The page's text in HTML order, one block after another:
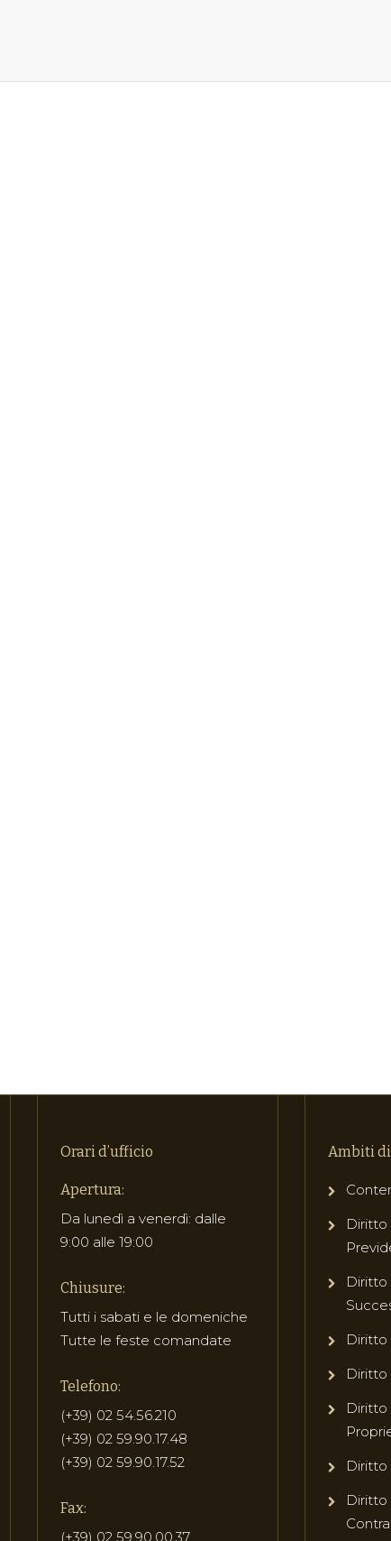
Orari d’ufficio
Apertura:
Da lunedì a venerdì: dalle
9:00 alle 19:00
Chiusure:
Tutti i sabati e le domeniche
Tutte le feste comandate
Telefono:
(+39) 02 54.56.210
(+39) 02 59.90.17.48
(+39) 02 59.90.17.52
Fax:
(+39) 02 59.90.00.37
Ambiti
Diritto
Diritto
Diritto
Diritto
Diritto
Diritto
Diritto